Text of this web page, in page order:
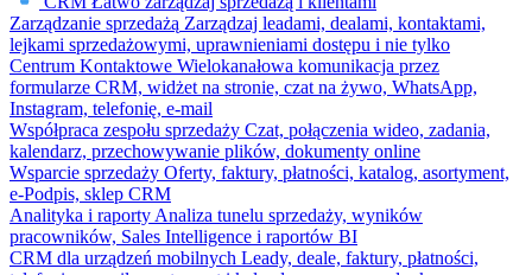
Zarządzanie sprzedażą Zarządzaj leadami, dealami, kontaktami,
lejkami sprzedażowymi, uprawnieniami dostępu i nie tylko
Centrum Kontaktowe Wielokanałowa komunikacja przez
formularze CRM, widżet na stronie, czat na żywo, WhatsApp,
Instagram, telefonię, e-mail
Współpraca zespołu sprzedaży Czat, połączenia wideo, zadania,
kalendarz, przechowywanie plików, dokumenty online
Wsparcie sprzedaży Oferty, faktury, płatności, katalog, asortyment,
e-Podpis, sklep CRM
Analityka i raporty Analiza tunelu sprzedaży, wyników
pracowników, Sales Intelligence i raportów BI
CRM dla urządzeń mobilnych Leady, deale, faktury, płatności,